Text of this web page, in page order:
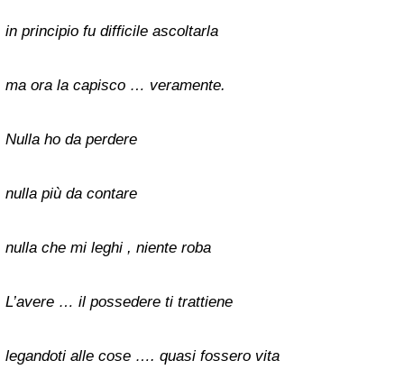
in principio fu difficile ascoltarla
ma ora la capisco … veramente.
Nulla ho da perdere
nulla più da contare
nulla che mi leghi , niente roba
L’avere … il possedere ti trattiene
legandoti alle cose …. quasi fossero vita